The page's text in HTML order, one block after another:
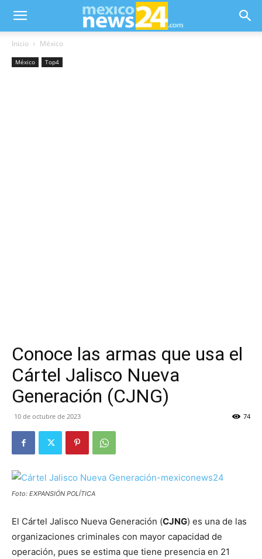
Inicio México
México Top4
Conoce las armas que usa el
Cártel Jalisco Nueva
Generación (CJNG)
10 de octubre de 2023 74
Foto: EXPANSIÓN POLÍTICA
El Cártel Jalisco Nueva Generación (CJNG) es una de las
organizaciones criminales con mayor capacidad de
operación, pues se estima que tiene presencia en 21